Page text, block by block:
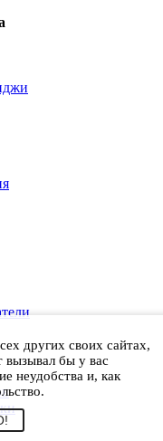
других своих сайтах,
вызывал бы у вас
неудобства и, как